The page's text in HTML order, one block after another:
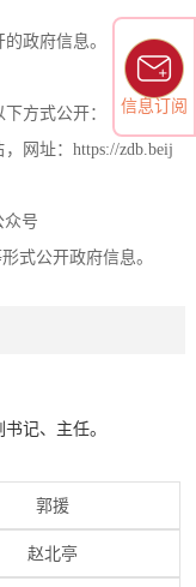
政府信息。
方式公开：
网址：https://zdb.beij
号
公开政府信息。
或变更之日起20个工
府信息。
记、主任。
郭援
赵北亭
信息订阅